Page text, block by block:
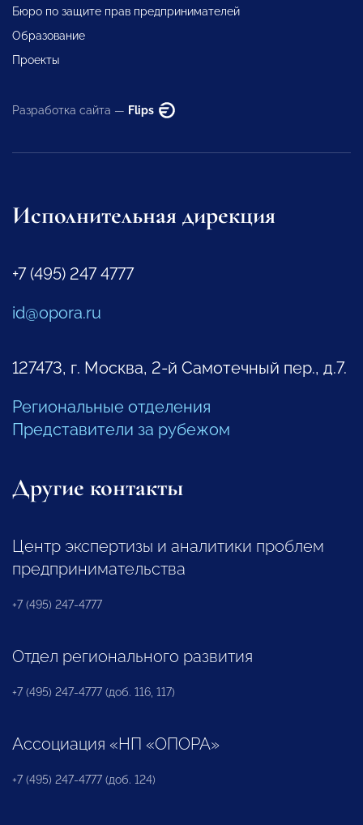
Бюро по защите прав предпринимателей
Образование
Проекты
Разработка сайта — Flips
Исполнительная дирекция
+7 (495) 247 4777
id@opora.ru
127473, г. Москва, 2-й Самотечный пер., д.7.
Региональные отделения
Представители за рубежом
Другие контакты
Центр экспертизы и аналитики проблем
предпринимательства
+7 (495) 247-4777
Отдел регионального развития
+7 (495) 247-4777 (доб. 116, 117)
Ассоциация «НП «ОПОРА»
+7 (495) 247-4777 (доб. 124)